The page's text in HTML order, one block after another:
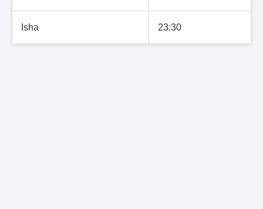
Isha 23:30